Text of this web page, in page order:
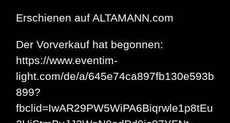
Erschienen auf ALTAMANN.com
Der Vorverkauf hat begonnen:
https://www.eventim-
light.com/de/a/645e74ca897fb130e593b
899?
fbclid=IwAR29PW5WiPA6Biqrwle1p8tEu